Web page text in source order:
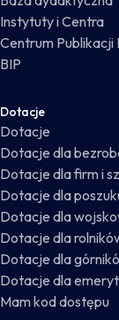
Instytuty i Centra
Centrum Publikacji
BIP
Dotacje
Dotacje
Dotacje dla
Dotacje dla firm i
Dotacje dla
Dotacje dla
Dotacje dla
Dotacje dla
Dotacje dla
Mam kod dostępu